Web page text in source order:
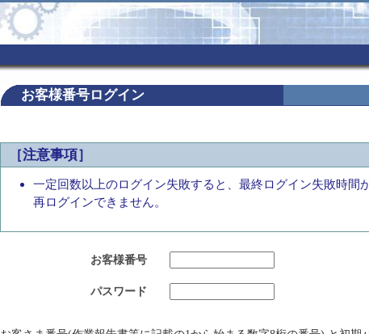
お客様番号ログイン
［注意事項］
一定回数以上のログイン失敗すると、最終ログイン失敗時間
再ログインできません。
お客様番号
パスワード